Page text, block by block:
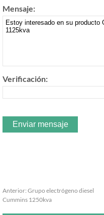
Mensaje:
Verificación:
Anterior: Grupo electrógeno diesel
Cummins 1250kva